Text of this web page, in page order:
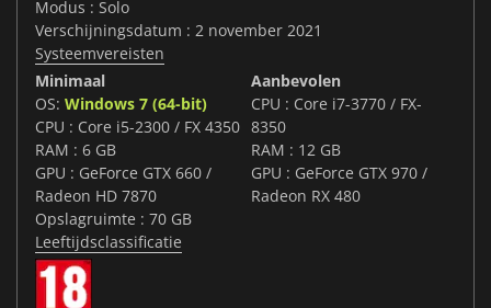
Modus : Solo
Verschijningsdatum : 2 november 2021
Systeemvereisten
Minimaal
OS: Windows 7 (64-bit)
CPU : Core i5-2300 / FX 4350
RAM : 6 GB
GPU : GeForce GTX 660 /
Radeon HD 7870
Opslagruimte : 70 GB
Aanbevolen
CPU : Core i7-3770 / FX-
8350
RAM : 12 GB
GPU : GeForce GTX 970 /
Radeon RX 480
Leeftijdsclassificatie